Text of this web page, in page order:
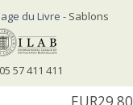
du Livre - Sablons
57 411 411